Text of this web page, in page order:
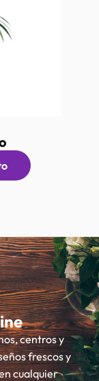
centros y
frescos y
cualquier